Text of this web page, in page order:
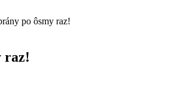
po ôsmy raz!
raz!